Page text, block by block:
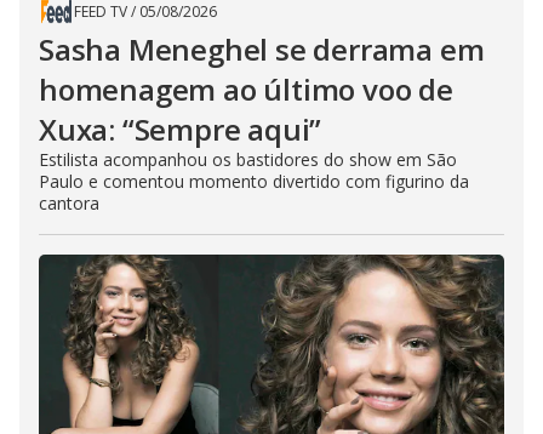
FEED TV/ 05/08/2026
Sasha Meneghel se derrama em
homenagem ao último voo de
Xuxa: “Sempre aqui”
Estilista acompanhou os bastidores do show em São
Paulo e comentou momento divertido com figurino da
cantora